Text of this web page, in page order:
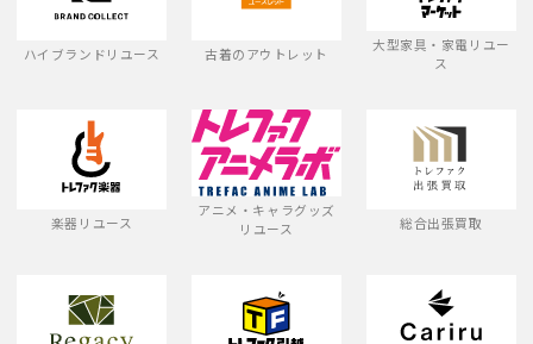
ハイブランドリユース 古着のアウトレット
大型家具・家電リユー
ス
楽器リユース
アニメ・キャラグッズ
リユース
総合出張買取